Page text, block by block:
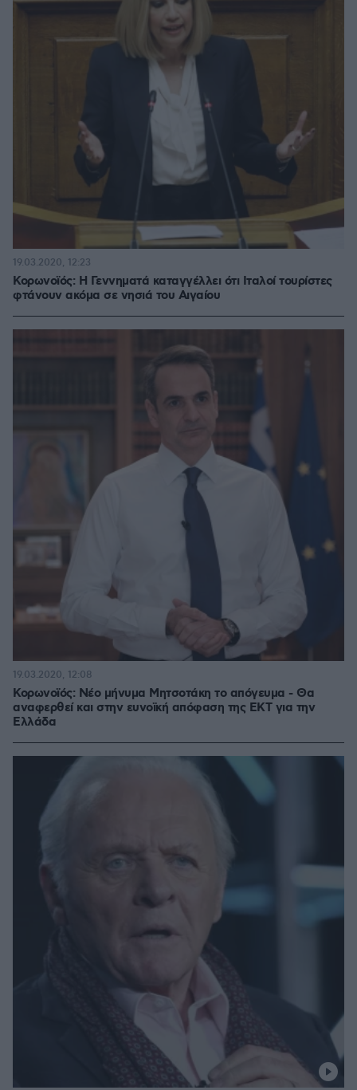
Κορωνοϊός: Η Γεννηματά καταγγέλλει ότι Ιταλοί τουρίστες
φτάνουν ακόμα σε νησιά του Αιγαίου
19.03.2020, 12:23
Κορωνοϊός: Νέο μήνυμα Μητσοτάκη το απόγευμα - Θα
αναφερθεί και στην ευνοϊκή απόφαση της ΕΚΤ για την
Ελλάδα
19.03.2020, 12:08